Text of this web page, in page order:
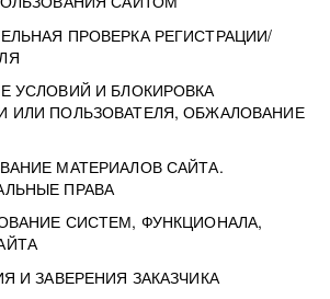
ПРОВЕРКА РЕГИСТРАЦИИ/
УСЛОВИЙ И БЛОКИРОВКА
ИЛИ ПОЛЬЗОВАТЕЛЯ, ОБЖАЛОВАНИЕ
МАТЕРИАЛОВ САЙТА.
ПРАВА
СИСТЕМ, ФУНКЦИОНАЛА,
И ЗАВЕРЕНИЯ ЗАКАЗЧИКА